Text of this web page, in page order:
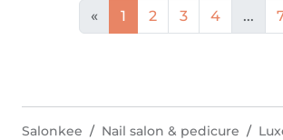
« 1 2 3 4 ...
Salonkee Nail salon & pedicure